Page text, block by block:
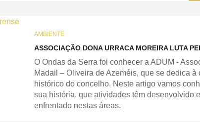
AMBIENTE
ASSOCIAÇÃO DONA URRACA MOREIRA LUTA
O Ondas da Serra foi conhecer a ADUM -
Madail – Oliveira de Azeméis, que se dedica
histórico do concelho. Neste artigo vamos
sua história, que atividades têm desenvolvido
enfrentado nestas áreas.